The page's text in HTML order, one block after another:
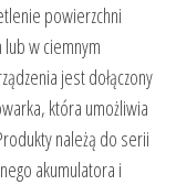
powierzchni
w ciemnym
jest dołączony
która umożliwia
należą do serii
akumulatora i